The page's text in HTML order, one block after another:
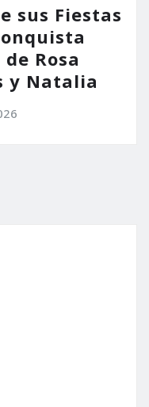
sus Fiestas
Rosa
y Natalia